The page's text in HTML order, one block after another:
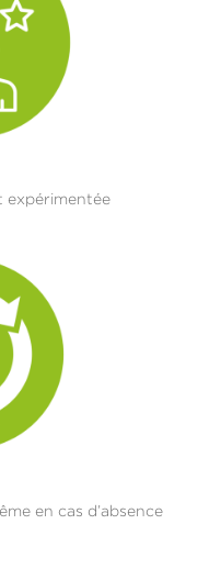
expérimentée
en cas d’absence